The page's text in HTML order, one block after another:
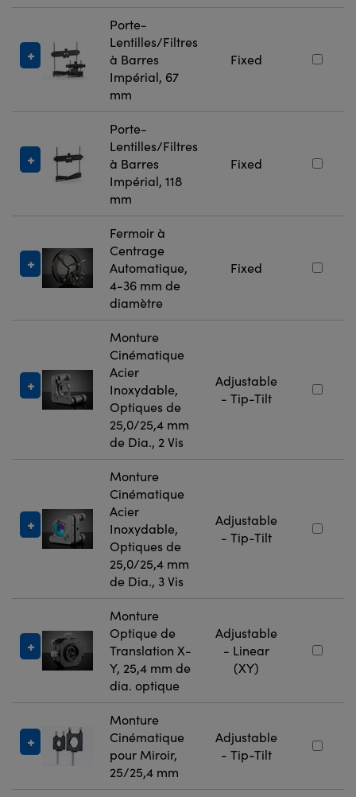
Porte-
Lentilles/Filtres
à Barres
Impérial, 67
mm
Fixed
Porte-
Lentilles/Filtres
à Barres
Impérial, 118
mm
Fixed
Fermoir à
Centrage
Automatique,
4-36 mm de
diamètre
Fixed
Monture
Cinématique
Acier
Inoxydable,
Optiques de
25,0/25,4 mm
de Dia., 2 Vis
Adjustable
- Tip-Tilt
Monture
Cinématique
Acier
Inoxydable,
Optiques de
25,0/25,4 mm
de Dia., 3 Vis
Adjustable
- Tip-Tilt
Monture
Optique de
Translation X-
Y, 25,4 mm de
dia. optique
Adjustable
- Linear
(XY)
Monture
Cinématique
pour Miroir,
25/25,4 mm
Adjustable
- Tip-Tilt